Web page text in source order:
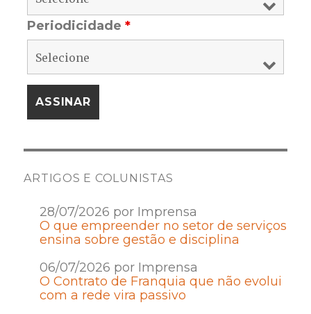
Periodicidade*
ARTIGOS E COLUNISTAS
28/07/2026 por Imprensa
O que empreender no setor de serviços
ensina sobre gestão e disciplina
06/07/2026 por Imprensa
O Contrato de Franquia que não evolui
com a rede vira passivo